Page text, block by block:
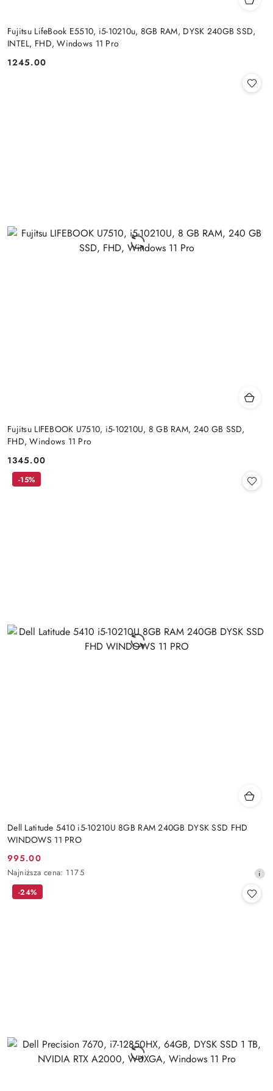
Fujitsu LifeBook E5510, i5-10210u, 8GB RAM, DYSK 240GB SSD,
INTEL, FHD, Windows 11 Pro
Cena:
1245.00
Fujitsu LIFEBOOK U7510, i5-10210U, 8 GB RAM, 240 GB SSD,
FHD, Windows 11 Pro
Cena:
1345.00
Dell Latitude 5410 i5-10210U 8GB RAM 240GB DYSK SSD FHD
WINDOWS 11 PRO
Cena
promocyjna:
995.00
Najniższa
cena
Najniższa cena: 1175
-15%
-24%